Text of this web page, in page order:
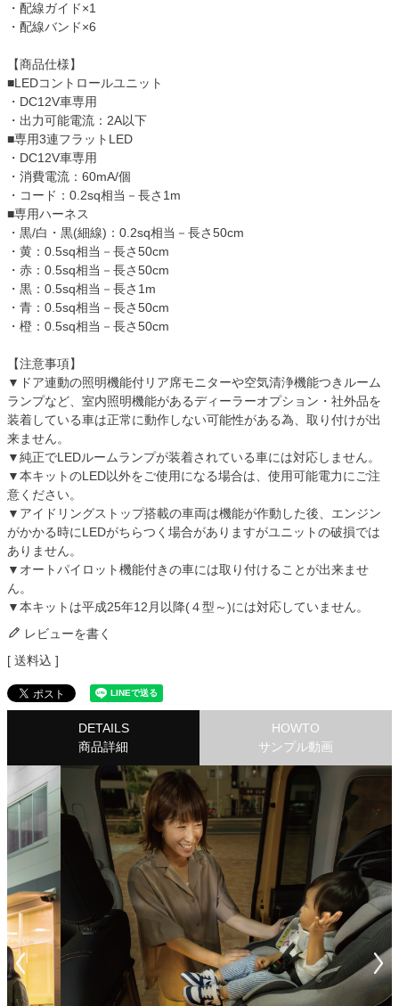
・配線ガイド×1
・配線バンド×6
【商品仕様】
■LEDコントロールユニット
・DC12V車専用
・出力可能電流：2A以下
■専用3連フラットLED
・DC12V車専用
・消費電流：60mA/個
・コード：0.2sq相当－長さ1m
■専用ハーネス
・黒/白・黒(細線)：0.2sq相当－長さ50cm
・黄：0.5sq相当－長さ50cm
・赤：0.5sq相当－長さ50cm
・黒：0.5sq相当－長さ1m
・青：0.5sq相当－長さ50cm
・橙：0.5sq相当－長さ50cm
【注意事項】
▼ドア連動の照明機能付リア席モニターや空気清浄機能つきルーム
ランプなど、室内照明機能があるディーラーオプション・社外品を
装着している車は正常に動作しない可能性がある為、取り付けが出
来ません。
▼純正でLEDルームランプが装着されている車には対応しません。
▼本キットのLED以外をご使用になる場合は、使用可能電力にご注
意ください。
▼アイドリングストップ搭載の車両は機能が作動した後、エンジン
がかかる時にLEDがちらつく場合がありますがユニットの破損では
ありません。
▼オートパイロット機能付きの車には取り付けることが出来ませ
ん。
▼本キットは平成25年12月以降(４型～)には対応していません。
レビューを書く
送料込
DETAILS
商品詳細
HOWTO
サンプル動画